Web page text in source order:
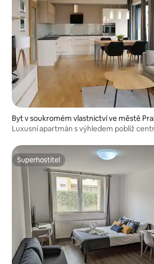
Byt v soukromém vlastnictví ve městě
3Luxusní apartmán s výhledem poblíž
Superhostitel
Superhostitel